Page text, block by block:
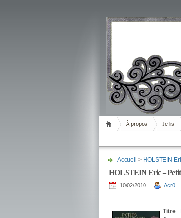
Livrement
À propos Je lis
Accueil > HOLSTEIN
HOLSTEIN Eric –
10/02/2010 Acr0
Titre :